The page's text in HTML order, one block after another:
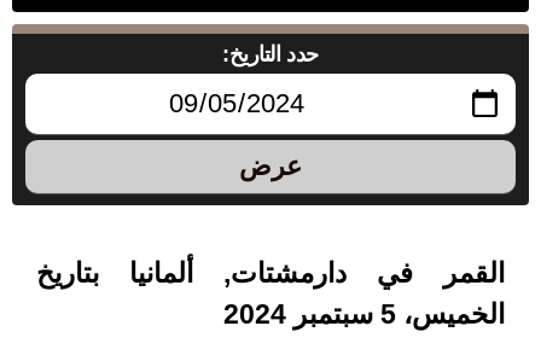
حدد التاريخ:
عرض
القمر في دارمشتات, ألمانيا بتاريخ
الخميس، 5 سبتمبر 2024